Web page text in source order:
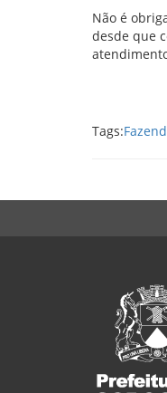
Não é
desde que
Tags: